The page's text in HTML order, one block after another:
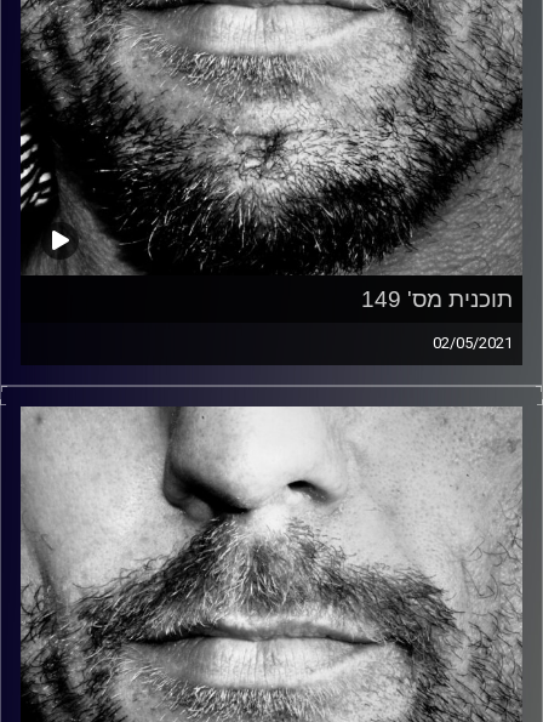
תוכנית מס' 149
02/05/2021
זיפים, מוזיקה מחוספסת של הופעות חיות. הרבה ג'אם, רוק,
בלוז, bluegrass, ג'אז, Fאנק, פרוגרסיב ואפילו אלקטרוניקה.
כל מה שחי, אמיתי ונושם.
עם שמוליק רגב.
קרדיט תמונות: David Goehring